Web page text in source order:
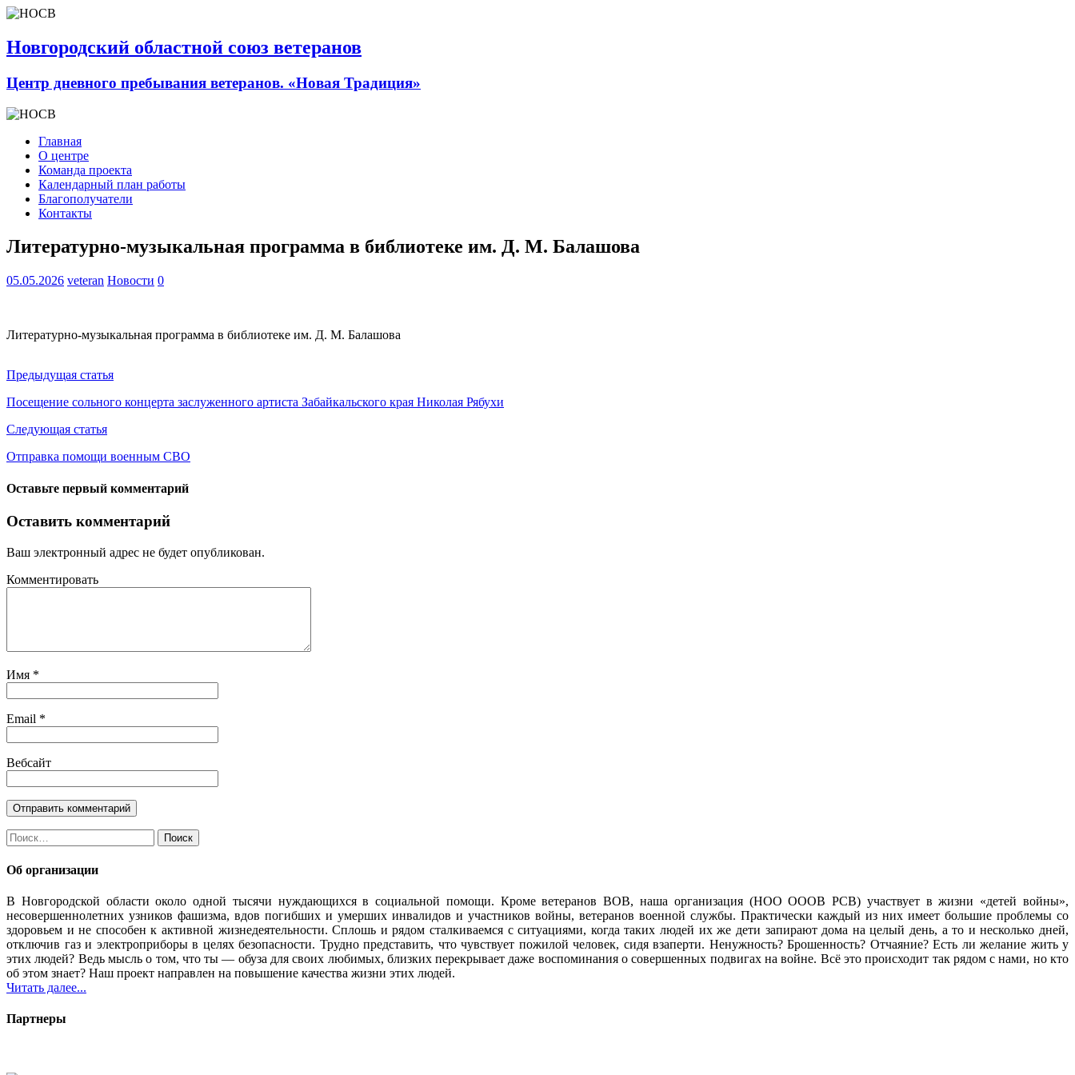
Новгородский областной союз ветеранов
Центр дневного пребывания ветеранов. «Новая Традиция»
Главная
О центре
Команда проекта
Календарный план работы
Благополучатели
Контакты
Литературно-музыкальная программа в библиотеке им. Д. М. Балашова
05.05.2026 veteran Новости 0
Литературно-музыкальная программа в библиотеке им. Д. М. Балашова
Предыдущая статья
Посещение сольного концерта заслуженного артиста Забайкальского края Николая Рябухи
Следующая статья
Отправка помощи военным СВО
Оставьте первый комментарий
Оставить комментарий
Ваш электронный адрес не будет опубликован.
Комментировать
Имя *
Email *
Вебсайт
Найти:
Об организации
В Новгородской области около одной тысячи нуждающихся в социальной помощи. Кроме ветеранов ВОВ, наша организация (НОО ОООВ РСВ) участвует в жизни «детей войны»,
несовершеннолетних узников фашизма, вдов погибших и умерших инвалидов и участников войны, ветеранов военной службы. Практически каждый из них имеет большие проблемы со
здоровьем и не способен к активной жизнедеятельности. Сплошь и рядом сталкиваемся с ситуациями, когда таких людей их же дети запирают дома на целый день, а то и несколько дней,
отключив газ и электроприборы в целях безопасности. Трудно представить, что чувствует пожилой человек, сидя взаперти. Ненужность? Брошенность? Отчаяние? Есть ли желание жить у
этих людей? Ведь мысль о том, что ты — обуза для своих любимых, близких перекрывает даже воспоминания о совершенных подвигах на войне. Всё это происходит так рядом с нами, но кто
об этом знает? Наш проект направлен на повышение качества жизни этих людей.
Читать далее...
Партнеры